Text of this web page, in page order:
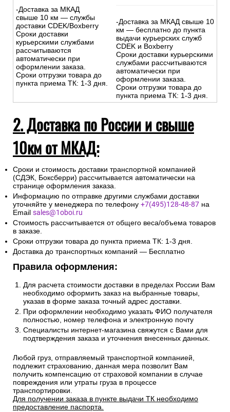
-Доставка за МКАД
свыше 10 км — службы
доставки CDEK/Boxberry
Сроки доставки
курьерскими службами
рассчитываются
автоматически при
оформлении заказа.
Сроки отгрузки товара до
пункта приема ТК: 1-3 дня.
-Доставка за МКАД свыше 10
км — бесплатно до пункта
выдачи курьерских служб
CDEK и Boxberry
Сроки доставки курьерскими
службами рассчитываются
автоматически при
оформлении заказа.
Сроки отгрузки товара до
пункта приема ТК: 1-3 дня.
2. Доставка по России и свыше
10км от МКАД:
Сроки и стоимость доставки транспортной компанией
(СДЭК, Боксберри) рассчитывается автоматически на
странице оформления заказа.
Информацию по отправке другими службами доставки
уточняйте у менеджера по телефону +7(495)128-48-87 на
Email sales@1oboi.ru
Стоимость рассчитывается от общего веса/объема товаров
в заказе.
Сроки отгрузки товара до пункта приема ТК: 1-3 дня.
Доставка до транспортных компаний — Бесплатно
Правила оформления:
Для расчета стоимости доставки в пределах России Вам
необходимо оформить заказ на выбранные товары,
указав в форме заказа точный адрес доставки.
При оформлении необходимо указать ФИО получателя
полностью, номер телефона и электронную почту
Специалисты интернет-магазина свяжутся с Вами для
подтверждения заказа и уточнения внесенных данных.
Любой груз, отправляемый транспортной компанией,
подлежит страхованию, данная мера позволит Вам
получить компенсацию от страховой компании в случае
повреждения или утраты груза в процессе
транспортировки.
Для получении заказа в пункте выдачи ТК необходимо
предоставление паспорта.